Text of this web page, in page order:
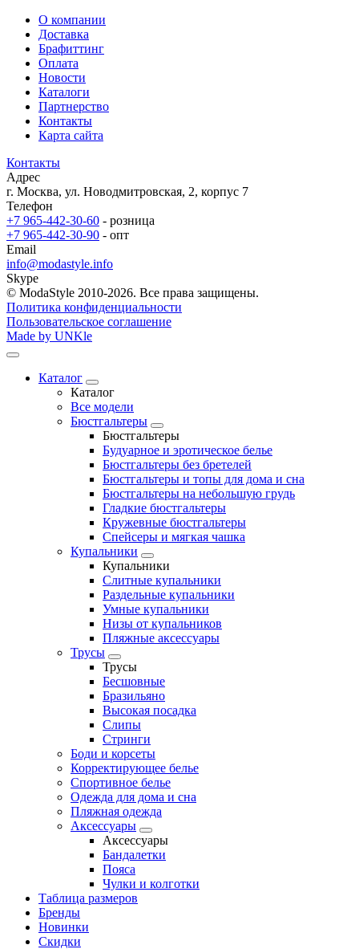
О компании
Доставка
Брафиттинг
Оплата
Новости
Каталоги
Партнерство
Контакты
Карта сайта
Контакты
Адрес
г. Москва, ул. Новодмитровская, 2, корпус 7
Телефон
+7 965-442-30-60 - розница
+7 965-442-30-90 - опт
Email
info@modastyle.info
Skype
© ModaStyle 2010-2026. Все права защищены.
Политика конфиденциальности
Пользовательское соглашение
Made by UNKle
Каталог
Каталог
Все модели
Бюстгальтеры
Бюстгальтеры
Будуарное и эротическое белье
Бюстгальтеры без бретелей
Бюстгальтеры и топы для дома и сна
Бюстгальтеры на небольшую грудь
Гладкие бюстгальтеры
Кружевные бюстгальтеры
Спейсеры и мягкая чашка
Купальники
Купальники
Слитные купальники
Раздельные купальники
Умные купальники
Низы от купальников
Пляжные аксессуары
Трусы
Трусы
Бесшовные
Бразильяно
Высокая посадка
Слипы
Стринги
Боди и корсеты
Корректирующее белье
Спортивное белье
Одежда для дома и сна
Пляжная одежда
Аксессуары
Аксессуары
Бандалетки
Пояса
Чулки и колготки
Таблица размеров
Бренды
Новинки
Скидки